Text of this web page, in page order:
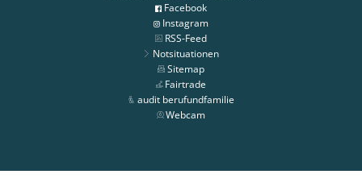
Facebook
Instagram
RSS-Feed
Notsituationen
Sitemap
Fairtrade
audit berufundfamilie
Webcam